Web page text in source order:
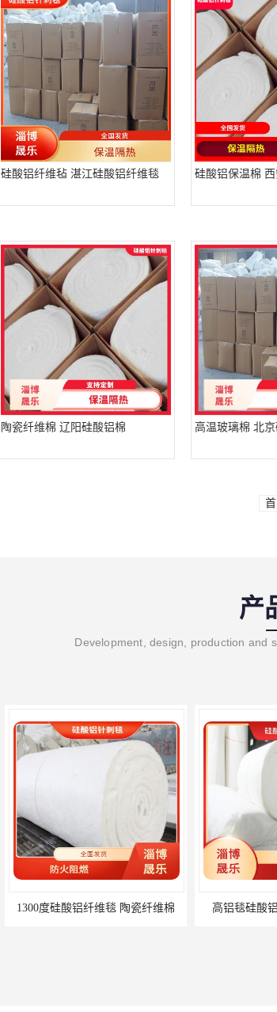
硅酸铝纤维毡 湛江硅酸铝纤维毯 硅酸铝保温棉
陶瓷纤维棉 辽阳硅酸铝棉 高温玻璃棉 北
产
Development, design, production and
1300度硅酸铝纤维毯 陶瓷纤维棉 高铝毯硅酸